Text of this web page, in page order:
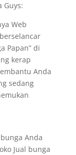
Guys:
Web
Papan” di
kerap
Anda
sedang
Anda
Jual bunga